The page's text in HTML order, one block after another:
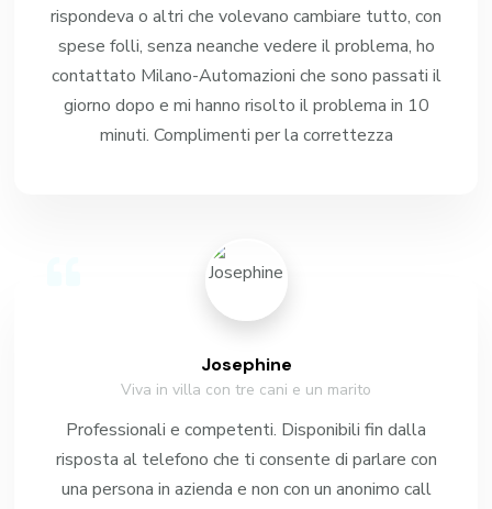
rispondeva o altri che volevano cambiare tutto, con
spese folli, senza neanche vedere il problema, ho
contattato Milano-Automazioni che sono passati il
giorno dopo e mi hanno risolto il problema in 10
minuti. Complimenti per la correttezza
Josephine
Viva in villa con tre cani e un marito
Professionali e competenti. Disponibili fin dalla
risposta al telefono che ti consente di parlare con
una persona in azienda e non con un anonimo call